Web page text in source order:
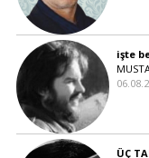
işte
ÜÇ